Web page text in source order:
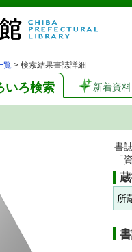
覧 > 検索結果書誌詳細
いろ検索 新着資料
書
「
所